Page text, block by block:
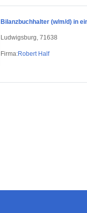
Bilanzbuchhalter (w/m/d) in
Ludwigsburg, 71638
Firma:Robert Half